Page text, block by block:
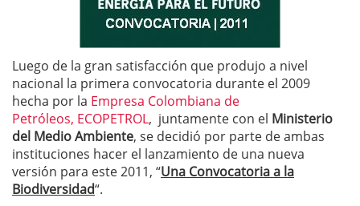
Luego de la gran satisfacción que produjo a nivel
nacional la primera convocatoria durante el 2009
hecha por la Empresa Colombiana de
Petróleos, ECOPETROL, juntamente con el Ministerio
del Medio Ambiente, se decidió por parte de ambas
instituciones hacer el lanzamiento de una nueva
versión para este 2011, “Una Convocatoria a la
Biodiversidad“.